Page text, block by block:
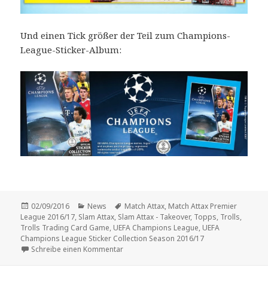
Und einen Tick größer der Teil zum Champions-
League-Sticker-Album:
Veröffentlicht
am
02/09/2016 Kategorien
News Schlagwörter
Match Attax, Match Attax Premier
League 2016/17, Slam Attax, Slam Attax - Takeover, Topps, Trolls,
Trolls Trading Card Game, UEFA Champions League, UEFA
Champions League Sticker Collection Season 2016/17
Schreibe einen Kommentarzu So sieht das neue Champions-